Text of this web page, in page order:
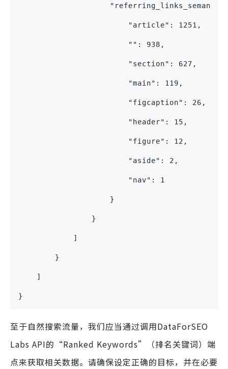
                        "article": 1251,
                        "": 938,
                        "section": 627,
                        "main": 119,
                        "figcaption": 26,
                        "header": 15,
                        "figure": 12,
                        "aside": 2,
                        "nav": 1
                    }
                }
            ]
        }
    ]
}
至于自然搜索流量，我们应当通过调用DataForSEO
Labs API的“Ranked Keywords”（排名关键词）端
点来获取相关数据。请确保设定正确的目标，并在必要